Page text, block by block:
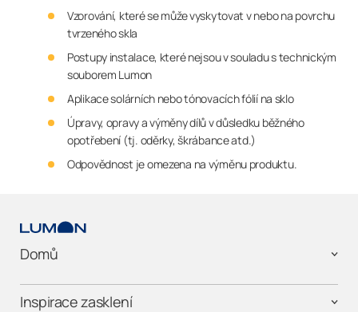
Vzorování, které se může vyskytovat v nebo na povrchu
tvrzeného skla
Postupy instalace, které nejsou v souladu s technickým
souborem Lumon
Aplikace solárních nebo tónovacích fólií na sklo
Úpravy, opravy a výměny dílů v důsledku běžného
opotřebení (tj. oděrky, škrábance atd.)
Odpovědnost je omezena na výměnu produktu.
Domů
Inspirace zasklení